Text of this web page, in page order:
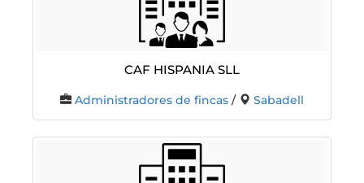
Caf Hispania Sll
Administradores de fincas/ Sabadell